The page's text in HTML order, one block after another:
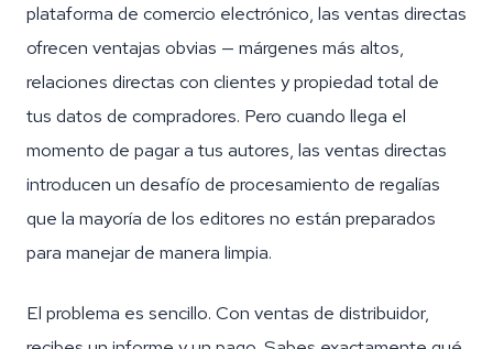
plataforma de comercio electrónico, las ventas directas
ofrecen ventajas obvias — márgenes más altos,
relaciones directas con clientes y propiedad total de
tus datos de compradores. Pero cuando llega el
momento de pagar a tus autores, las ventas directas
introducen un desafío de procesamiento de regalías
que la mayoría de los editores no están preparados
para manejar de manera limpia.
El problema es sencillo. Con ventas de distribuidor,